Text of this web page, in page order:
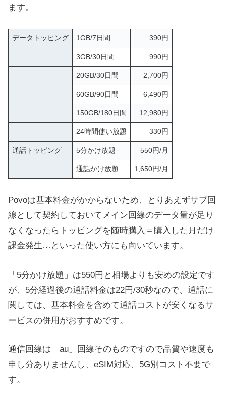
ます。
データトッピング 1GB/7日間 390円
3GB/30日間 990円
20GB/30日間 2,700円
60GB/90日間 6,490円
150GB/180日間 12,980円
24時間使い放題 330円
通話トッピング 5分かけ放題 550円/月
通話かけ放題 1,650円/月
Povoは基本料金がかからないため、とりあえずサブ回
線として契約しておいてメイン回線のデータ量が足り
なくなったらトッピングを随時購入＝購入した月だけ
課金発生…といった使い方にも向いています。
「5分かけ放題」は550円と相場よりも安めの設定です
が、5分経過後の通話料金は22円/30秒なので、通話に
関しては、基本料金を含めて通話コストが安くなるサ
ービスの併用がおすすめです。
通信回線は「au」回線そのものですので品質や速度も
申し分ありませんし、eSIM対応、5G別コスト不要で
す。